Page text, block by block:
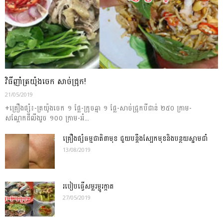
វិធីញាំត្រយ៉ូងចេក សាច់ជ្រូក!
21/05/2019
+គ្រឿងផ្សំ៖-ត្រយ៉ូងចេក ១ ផ្លែ-ក្រូចឆ្មា ១ ផ្លែ-សាច់ជ្រូកបីជាន់ ២៥០ ក្រាម-
សណ្តែកដីលីងរួច ១០០ ក្រាម-អំ...
គ្រឿងផ្សំធម្មជាតិ៣មុខ ជួយ​បន្តឹង​ស្បែក​មុខ​និង​បន្ថយ​ស្នាម​ជាំ​
13/08/2019
របៀបធ្វើសម្លរម្ជូរក្តាត
27/05/2019